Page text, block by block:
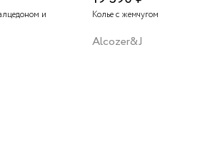
и
Колье с жемчугом
Alcozer&J